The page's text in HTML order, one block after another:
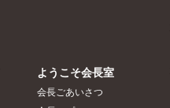
ようこそ会長室
会長ごあいさつ